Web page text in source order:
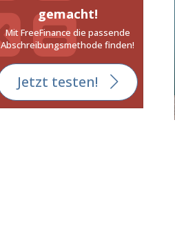
gemacht!
Mit FreeFinance die passende
Abschreibungsmethode finden!
Jetzt testen!